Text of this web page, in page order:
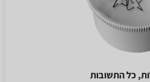
כל התשובות